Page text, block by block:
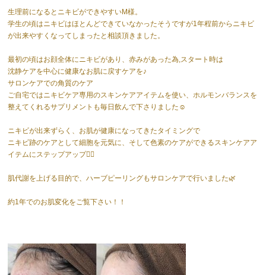
生理前になるとニキビができやすいM様。
学生の頃はニキビはほとんどできていなかったそうですが1年程前からニキビ
が出来やすくなってしまったと相談頂きました。
最初の頃はお顔全体にニキビがあり、赤みがあった為,スタート時は
沈静ケアを中心に健康なお肌に戻すケアを♪
サロンケアでの角質のケア
ご自宅ではニキビケア専用のスキンケアアイテムを使い、ホルモンバランスを
整えてくれるサプリメントも毎日飲んで下さりました☺️
ニキビが出来ずらく、お肌が健康になってきたタイミングで
ニキビ跡のケアとして細胞を元気に、そして色素のケアができるスキンケアア
イテムにステップアップ🙆‍♀️
肌代謝を上げる目的で、ハーブピーリングもサロンケアで行いました🌿
約1年でのお肌変化をご覧下さい！！